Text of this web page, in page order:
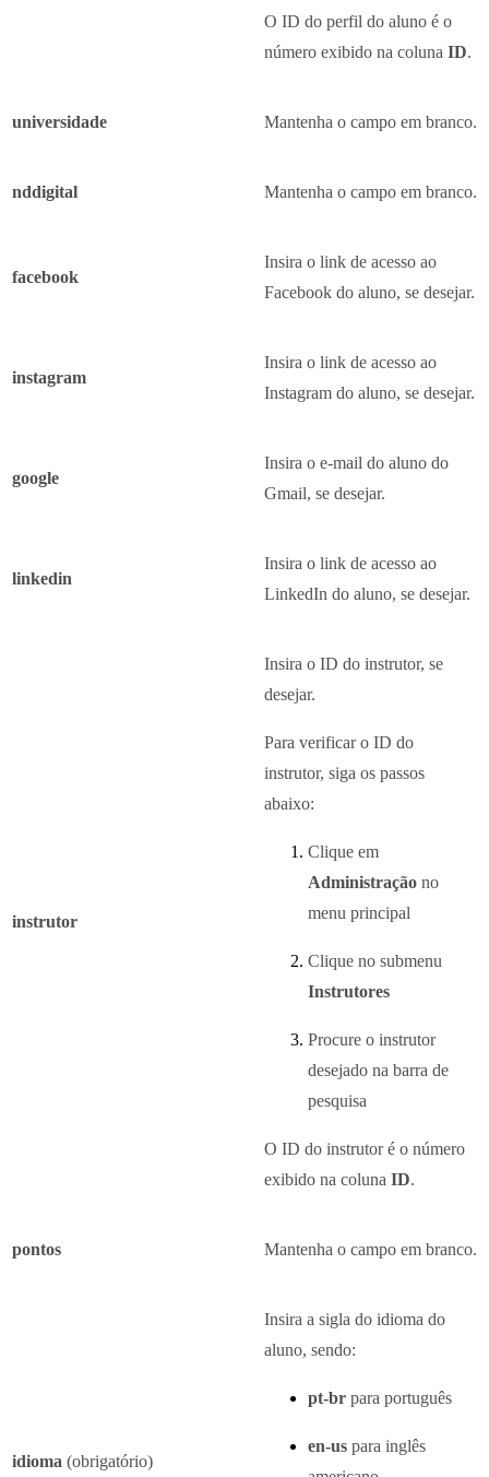
O ID do perfil do aluno é o
número exibido na coluna ID.
universidade Mantenha o campo em branco.
nddigital Mantenha o campo em branco.
facebook
Insira o link de acesso ao
Facebook do aluno, se desejar.
instagram
Insira o link de acesso ao
Instagram do aluno, se desejar.
google
Insira o e-mail do aluno do
Gmail, se desejar.
linkedin
Insira o link de acesso ao
LinkedIn do aluno, se desejar.
instrutor
Insira o ID do instrutor, se
desejar.
Para verificar o ID do
instrutor, siga os passos
abaixo:
Clique em
Administração no
menu principal
Clique no submenu
Instrutores
Procure o instrutor
desejado na barra de
pesquisa
O ID do instrutor é o número
exibido na coluna ID.
pontos Mantenha o campo em branco.
idioma (obrigatório)
Insira a sigla do idioma do
aluno, sendo:
pt-br para português
en-us para inglês